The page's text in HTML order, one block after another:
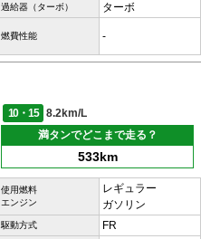
過給器（ターボ） ターボ
燃費性能 -
10・15
8.2km/L
満タンでどこまで走る？
533km
使用燃料
エンジン
レギュラー
ガソリン
駆動方式 FR